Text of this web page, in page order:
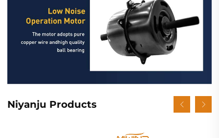
Niyanju Products